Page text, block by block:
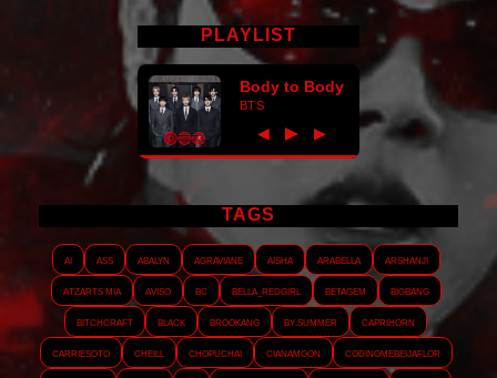
PLAYLIST
Body to Body
BTS
◀ ► ▶
TAGS
AI ASS Abalyn Agraviane Aisha Arabella
Arshanji
Atzarts Mia
Aviso BC Bella_RedGirl Betagem
Bigbang
Bitchcraft
Black Brookang By.summer
Caprihorn
Carriesoto
Cheill Chopuchai Cianamoon
Codinomebeijaflor